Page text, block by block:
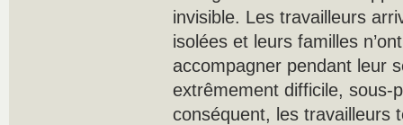
invisible. Les travailleurs
isolées et leurs familles
accompagner pendant leur
extrêmement difficile, sous-
conséquent, les travailleurs